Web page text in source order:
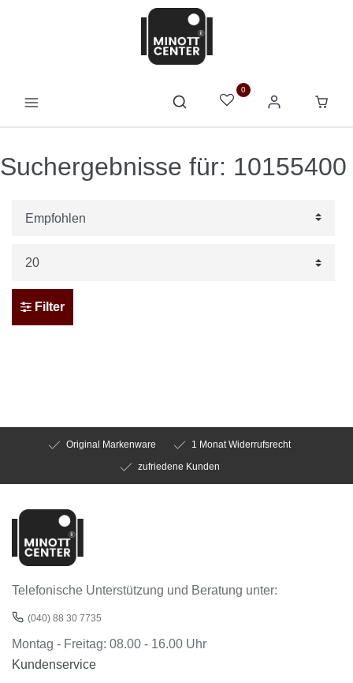
0
Suchergebnisse für: 10155400
Filter
Original Markenware
1 Monat Widerrufsrecht
zufriedene Kunden
Telefonische Unterstützung und Beratung unter:
(040) 88 30 7735
Montag - Freitag: 08.00 - 16.00 Uhr
Kundenservice